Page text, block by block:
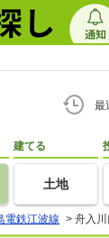
最
建てる
土地
電鉄江波線 > 舟入